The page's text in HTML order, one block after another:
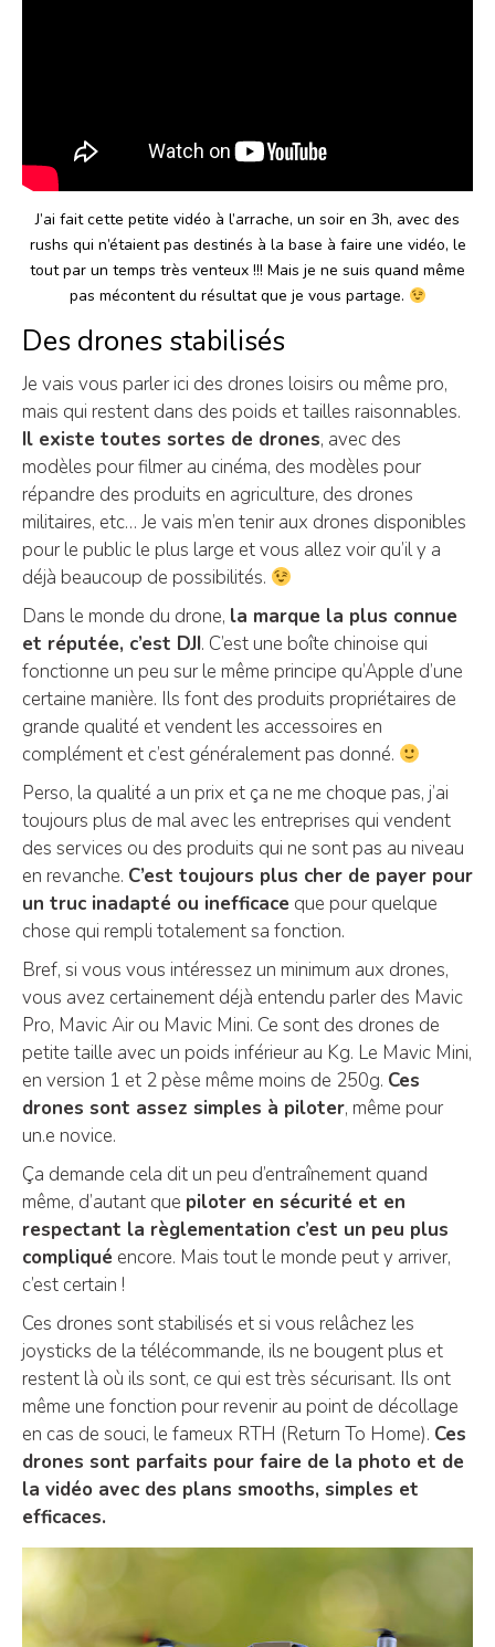
J’ai fait cette petite vidéo à l’arrache, un soir en 3h, avec des
rushs qui n’étaient pas destinés à la base à faire une vidéo, le
tout par un temps très venteux !!! Mais je ne suis quand même
pas mécontent du résultat que je vous partage.
Des drones stabilisés
Je vais vous parler ici des drones loisirs ou même pro,
mais qui restent dans des poids et tailles raisonnables.
Il existe toutes sortes de drones, avec des
modèles pour filmer au cinéma, des modèles pour
répandre des produits en agriculture, des drones
militaires, etc… Je vais m’en tenir aux drones disponibles
pour le public le plus large et vous allez voir qu’il y a
déjà beaucoup de possibilités.
Dans le monde du drone, la marque la plus connue
et réputée, c’est DJI. C’est une boîte chinoise qui
fonctionne un peu sur le même principe qu’Apple d’une
certaine manière. Ils font des produits propriétaires de
grande qualité et vendent les accessoires en
complément et c’est généralement pas donné.
Perso, la qualité a un prix et ça ne me choque pas, j’ai
toujours plus de mal avec les entreprises qui vendent
des services ou des produits qui ne sont pas au niveau
en revanche. C’est toujours plus cher de payer pour
un truc inadapté ou inefficace que pour quelque
chose qui rempli totalement sa fonction.
Bref, si vous vous intéressez un minimum aux drones,
vous avez certainement déjà entendu parler des Mavic
Pro, Mavic Air ou Mavic Mini. Ce sont des drones de
petite taille avec un poids inférieur au Kg. Le Mavic Mini,
en version 1 et 2 pèse même moins de 250g. Ces
drones sont assez simples à piloter, même pour
un.e novice.
Ça demande cela dit un peu d’entraînement quand
même, d’autant que piloter en sécurité et en
respectant la règlementation c’est un peu plus
compliqué encore. Mais tout le monde peut y arriver,
c’est certain !
Ces drones sont stabilisés et si vous relâchez les
joysticks de la télécommande, ils ne bougent plus et
restent là où ils sont, ce qui est très sécurisant. Ils ont
même une fonction pour revenir au point de décollage
en cas de souci, le fameux RTH (Return To Home). Ces
drones sont parfaits pour faire de la photo et de
la vidéo avec des plans smooths, simples et
efficaces.